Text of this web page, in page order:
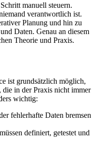
manuell steuern.
verantwortlich ist.
Planung und hin zu
Daten. Genau an diesem
Theorie und Praxis.
ist grundsätzlich möglich,
die in der Praxis nicht immer
wichtig:
fehlerhafte Daten bremsen
definiert, getestet und